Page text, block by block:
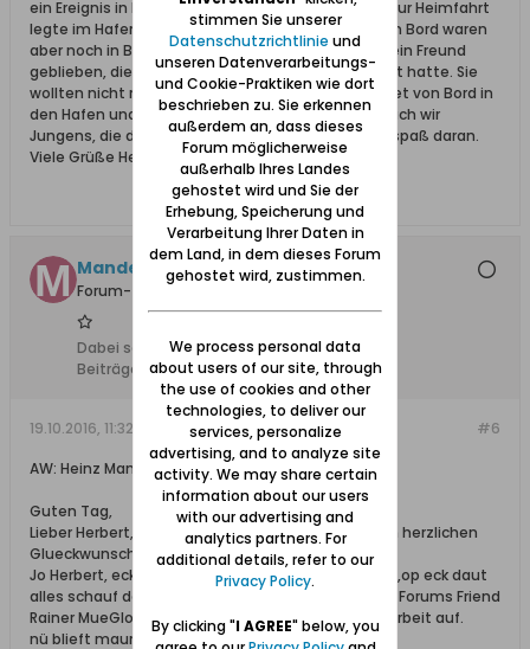
ein Ereignis in Erinnerung geblieben. Der Dampfer zur Heimfahrt
legte im Hafen ab, die Musik spielte muß i denn, an Bord waren
aber noch in Bierlaune der Sohn von Kohnke und sein Freund
geblieben, die wohl Damenbekannschaft gemacht hatte. Sie
wollten nicht mitfahren und sprangen voll bekleidet von Bord in
den Hafen und schwammen an Land. Ein Gaudi. Auch wir
Jungens, die das beobachtet hatten, hatten viel spaß daran.
Viele Grüße Herbert
Mandey +08.03.22
Forum-Teilnehmer
Dabei seit:
08.02.2009
Beiträge:
540
#6
19.10.2016, 11:32
AW: Heinz Mandey schreibt platt - Nickelswalde
Guten Tag,
Lieber Herbert, Dir und deiner Gattin, nachtraeglich herzlichen
Glueckwunsch zur Eiserne Hochzeit.
Jo Herbert, eck haw noch so fehl Wippkes em Kopp,op eck daut
alles schauf daut weht eck noch nich,oawer onser Forums Friend
Rainer MueGlo halpt mij do bij, he nehmt mi veel Orbeit auf.
nü blieft maun raicht korsch on Munta.
stimmen Sie unserer
Datenschutzrichtlinie und
unseren Datenverarbeitungs-
und Cookie-Praktiken wie dort
beschrieben zu. Sie erkennen
außerdem an, dass dieses
Forum möglicherweise
außerhalb Ihres Landes
gehostet wird und Sie der
Erhebung, Speicherung und
Verarbeitung Ihrer Daten in
dem Land, in dem dieses Forum
gehostet wird, zustimmen.
We process personal data
about users of our site, through
the use of cookies and other
technologies, to deliver our
services, personalize
advertising, and to analyze site
activity. We may share certain
information about our users
with our advertising and
analytics partners. For
additional details, refer to our
Privacy Policy.
By clicking "I AGREE" below, you